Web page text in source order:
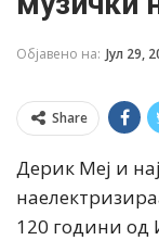
Објавено на: Јул 29,
Share
Дерик Меј и
120 години од